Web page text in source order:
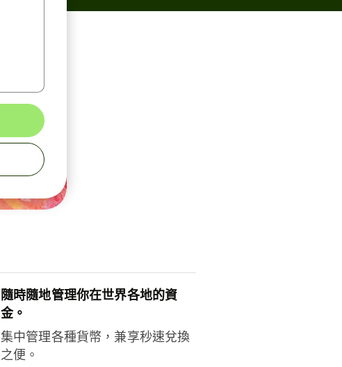
隨時隨地管理你在世界各地的資
金。
集中管理各種貨幣，兼享秒速兌換
之便。